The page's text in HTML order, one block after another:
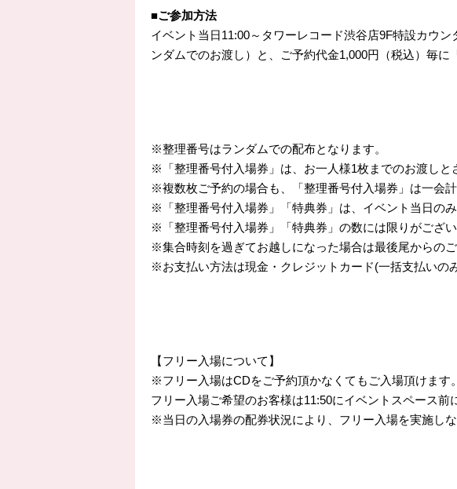
■ご参加方法
イベント当日11:00～タワーレコード渋谷店9F特設カウ
ンダムでのお渡し）と、ご予約代金1,000円（税込）毎に
※整理番号はランダムでの配布となります。
※「整理番号付入場券」は、お一人様1枚までのお渡しと
※複数枚ご予約の場合も、「整理番号付入場券」は一会
※「整理番号付入場券」「特典券」は、イベント当日のみ
※「整理番号付入場券」「特典券」の数には限りがござ
※集合時刻を過ぎてお越しになった場合は最後尾からの
※お支払い方法は現金・クレジットカード(一括支払いの
【フリー入場について】
※フリー入場はCDをご予約頂かなくてもご入場頂けます。
フリー入場ご希望のお客様は11:50にイベントスペース前
※当日の入場券の配券状況により、フリー入場を実施し